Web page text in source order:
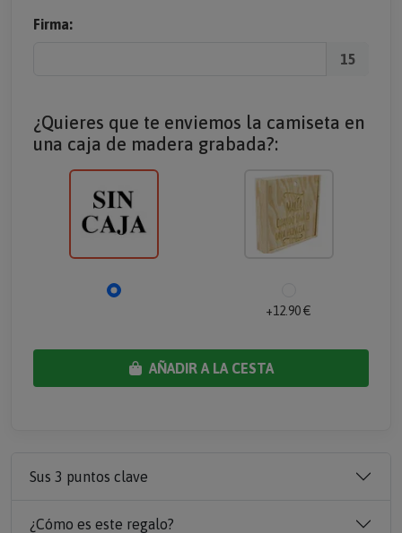
Firma:
15
¿Quieres que te enviemos la camiseta en
una caja de madera grabada?:
+12.90 €
AÑADIR A LA CESTA
Sus 3 puntos clave
¿Cómo es este regalo?